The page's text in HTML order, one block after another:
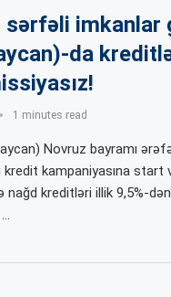
sərfəli imkanlar
da
1 minutes read
Novruz bayramı
kampaniyasına start
nağd kreditləri illik 9,5%-